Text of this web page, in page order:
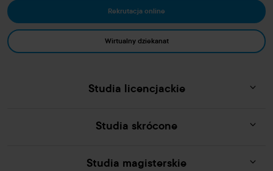
Rekrutacja online
Wirtualny dziekanat
Studia licencjackie
Studia skrócone
Studia magisterskie